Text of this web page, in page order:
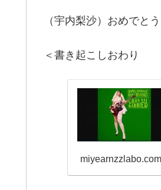
（宇内梨沙）おめでと
＜書き起こしおわり
miyearnzzlabo.com